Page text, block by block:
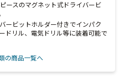
ースのマグネット式ドライバービ
ービットホルダー付きでインパク
ドリル、電気ドリル等に装着可能で
の商品一覧へ